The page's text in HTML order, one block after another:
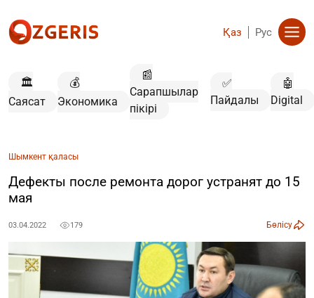
Қаз Рус
🏛️
Саясат
💰
Экономика
📰
Сарапшылар
пікірі
✅
Пайдалы
🤖
Digital
Шымкент қаласы
Дефекты после ремонта дорог устранят до 15
мая
03.04.2022 179 Бөлісу